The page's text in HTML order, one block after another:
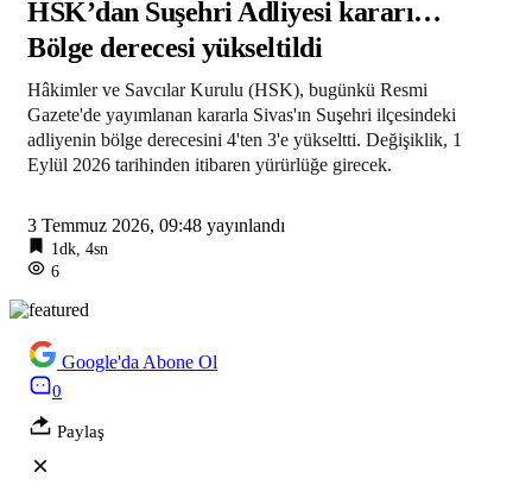
HSK’dan Suşehri Adliyesi kararı…
Bölge derecesi yükseltildi
Hâkimler ve Savcılar Kurulu (HSK), bugünkü Resmi
Gazete'de yayımlanan kararla Sivas'ın Suşehri ilçesindeki
adliyenin bölge derecesini 4'ten 3'e yükseltti. Değişiklik, 1
Eylül 2026 tarihinden itibaren yürürlüğe girecek.
3 Temmuz 2026, 09:48 yayınlandı
1dk, 4sn
6
Google'da Abone Ol
0
Paylaş